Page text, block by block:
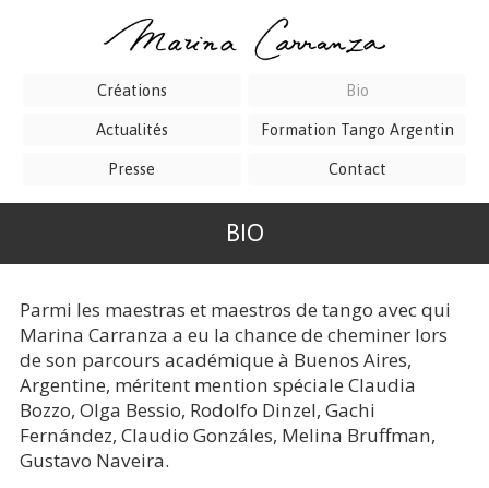
Créations Bio
Actualités Formation Tango Argentin
Presse Contact
BIO
Parmi les maestras et maestros de tango avec qui
Marina Carranza a eu la chance de cheminer lors
de son parcours académique à Buenos Aires,
Argentine, méritent mention spéciale Claudia
Bozzo, Olga Bessio, Rodolfo Dinzel, Gachi
Fernández, Claudio Gonzáles, Melina Bruffman,
Gustavo Naveira.